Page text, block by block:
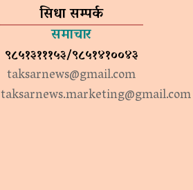
सिधा सम्पर्क
समाचार
९८५१३१११५३/९८५१४१००४३
taksarnews@gmail.com
taksarnews.marketing@gmail.com